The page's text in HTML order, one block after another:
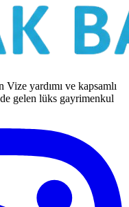
yardımı ve kapsamlı
gelen lüks gayrimenkul